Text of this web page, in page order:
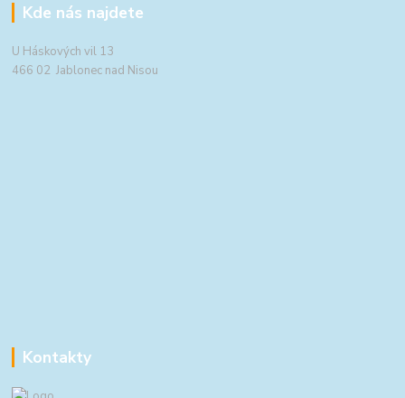
Kde nás najdete
U Háskových vil 13
466 02 Jablonec nad Nisou
Kontakty